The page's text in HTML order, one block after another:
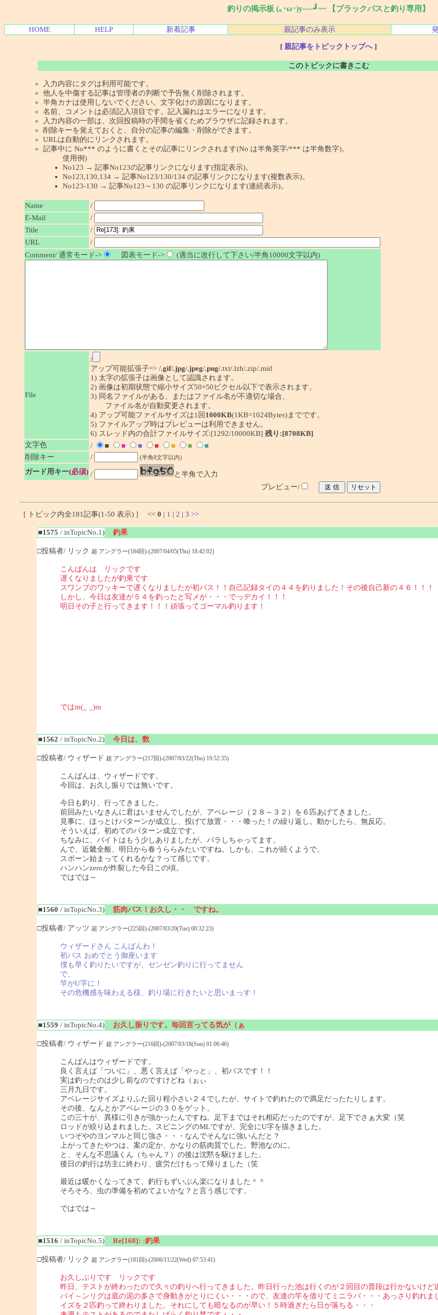
釣りの掲示板 (｡･ω･)y──┛~~ 【ブラックバスと釣り専用】
HOME HELP 新着記事 親記事のみ表示
[ 親記事をトピックトップへ]
このトピックに書きこむ
入力内容にタグは利用可能です。
他人を中傷する記事は管理者の判断で予告無く削除されます。
半角カナは使用しないでください。文字化けの原因になります。
名前、コメントは必須記入項目です。記入漏れはエラーになります。
入力内容の一部は、次回投稿時の手間を省くためブラウザに記録されます。
削除キーを覚えておくと、自分の記事の編集・削除ができます。
URLは自動的にリンクされます。
記事中に No*** のように書くとその記事にリンクされます(No は半角英字/*** は半角数字)。
使用例)
No123 → 記事No123の記事リンクになります(指定表示)。
No123,130,134 → 記事No123/130/134 の記事リンクになります(複数表示)。
No123-130 → 記事No123～130 の記事リンクになります(連続表示)。
Name
/
E-Mail
/
Title
/
URL
/
Comment/ 通常モード->
図表モード-> (適当に改行して下さい/半角10000文字以内)
File
/
アップ可能拡張子=> /.gif/.jpg/.jpeg/.png/.txt/.lzh/.zip/.mid
1) 太字の拡張子は画像として認識されます。
2) 画像は初期状態で縮小サイズ50×50ピクセル以下で表示されます。
3) 同名ファイルがある、またはファイル名が不適切な場合、
ファイル名が自動変更されます。
4) アップ可能ファイルサイズは1回 1000KB(1KB=1024Bytes)までです。
5) ファイルアップ時はプレビューは利用できません。
6) スレッド内の合計ファイルサイズ:[1292/10000KB] 残り:[8708KB]
文字色
/ ■ ■ ■ ■ ■ ■
■
削除キー
/ (半角8文字以内)
ガード用キー(必須) /
と半角で入力
プレビュー/
[ トピック内全181記事(1-50 表示) ] << 0 | 1 | 2 | 3 >>
■1575 / inTopicNo.1) 釣果
□投稿者/ リック 超 アングラー(184回)-(2007/04/05(Thu) 18:42:02)
こんばんは リックです
遅くなりましたが釣果です
スワンプのワッキーで遅くなりましたが初バス！！自己記録タイの４４を釣りました！その後自己新の４６！！！
しかし、今日は友達が５４を釣ったと写メが・・・でっデカイ！！！
明日その子と行ってきます！！！頑張ってゴーマル釣ります！
ではm(_ _)m
■1562 / inTopicNo.2) 今日は、数
□投稿者/ ウィザード 超 アングラー(217回)-(2007/03/22(Thu) 19:52:35)
こんばんは、ウィザードです。
今回は、お久し振りでは無いです。
今日も釣り、行ってきました。
前回みたいなきんに君はいませんでしたが、アベレージ（２８～３２）を６匹あげてきました。
見事に、ほっとけパターンが成立し、投げて放置・・・喰った！の繰り返し。動かしたら、無反応。
そういえば、初めてのパターン成立です。
ちなみに、バイトはもう少しありましたが、バラしちゃってます。
んで、近畿全般、明日から春うららみたいですね。しかも、これが続くようで。
スポーン始まってくれるかな？って感じです。
ハンハンzeroが炸裂した今日この頃。
ではでは～
■1560 / inTopicNo.3) 筋肉バス！お久し・・ ですね。
□投稿者/ アッツ 超 アングラー(225回)-(2007/03/20(Tue) 00:32:23)
ウィザードさん こんばんわ！
初バス おめでとう御座います
僕も早く釣りたいですが、ゼンゼン釣りに行ってません
で、
竿がU字に！
その危機感を味わえる様、釣り場に行きたいと思いまっす！
■1559 / inTopicNo.4) お久し振りです。毎回言ってる気が（ぁ
□投稿者/ ウィザード 超 アングラー(216回)-(2007/03/18(Sun) 01:06:46)
こんばんはウィザードです。
良く言えば「ついに」、悪く言えば「やっと」、初バスです！！
実は釣ったのは少し前なのですけどね（ぉぃ
三月九日です。
アベレージサイズよりふた回り程小さい２４でしたが、サイトで釣れたので満足だったたりします。
その後、なんとかアベレージの３０をゲット。
この三十が、異様に引きが強かったんですね。足下まではそれ相応だったのですが、足下でさぁ大変（笑
ロッドが絞り込まれました。スピニングのMLですが、完全にU字を描きました。
いつぞやのヨンマルと同じ強さ・・・なんでそんなに強いんだと？
上がってきたやつは、案の定か、かなりの筋肉質でした。野池なのに。
と、そんな不思議くん（ちゃん？）の後は沈黙を駆けました。
後日の釣行は坊主に終わり、疲労だけもって帰りました（笑
最近は暖かくなってきて、釣行もずいぶん楽になりました＾＾
そろそろ、虫の準備を初めてよいかな？と言う感じです。
ではでは～
■1516 / inTopicNo.5) Re[168]: :釣果
□投稿者/ リック 超 アングラー(181回)-(2006/11/22(Wed) 07:53:41)
お久しぶりです リックです
昨日、テストが終わったので久々の釣りへ行ってきました。昨日行った池は行くのが２回目の普段は行かないけ
バイ～ンリグは底の泥の多さで身動きがとりにくい・・・ので、友達の竿を借りてミニラバ・・・あっさり釣れ
イズを２匹釣って終わりました。それにしても暗なるのが早い！５時過ぎたら日が落ちる・・・